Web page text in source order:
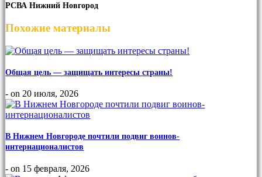
РСВА Нижний Новгород
Похожие материалы
Общая цель — защищать интересы страны!
- on 20 июля, 2026
В Нижнем Новгороде почтили подвиг воинов-
интернационалистов
- on 15 февраля, 2026